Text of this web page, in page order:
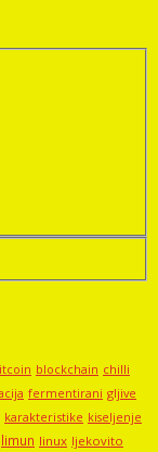
blockchain chilli
fermentirani gljive
karakteristike kiseljenje
limun linux ljekovito